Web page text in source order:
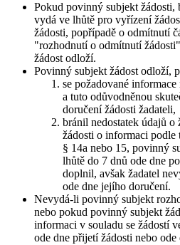
Pokud povinný subjekt
vydá ve lhůtě pro vyřízení
žádosti, popřípadě o odmítnutí
"rozhodnutí o odmítnutí
žádost odloží.
Povinný subjekt žádost odloží,
se požadované
a tuto odůvodněnou
doručení žádosti žadateli,
bránil nedostatek údajů
žádosti o informaci podle
§ 14a nebo 15, povinný
lhůtě do 7 dnů ode dne
doplnil, avšak žadatel
ode dne jejího doručení.
Nevydá-li povinný subjekt
nebo pokud povinný subjekt
informaci v souladu se žádostí
ode dne přijetí žádosti nebo